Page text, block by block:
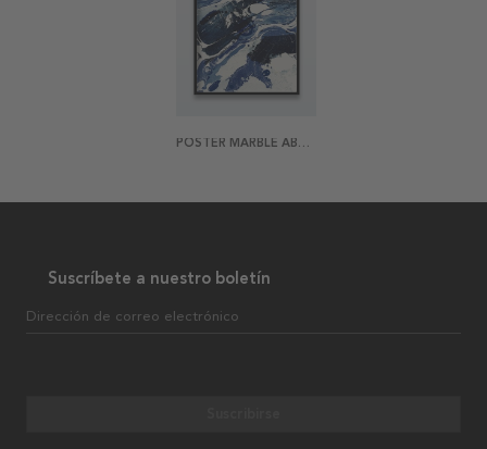
POSTER MARBLE ABSTRACTION ONE
Suscríbete a nuestro boletín
Dirección de correo electrónico